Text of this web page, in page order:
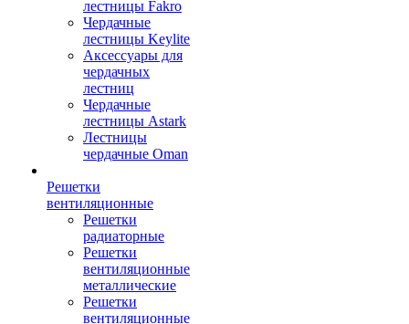
лестницы Fakro
Чердачные
лестницы Keylite
Аксессуары для
чердачных
лестниц
Чердачные
лестницы Astark
Лестницы
чердачные Oman
Решетки
вентиляционные
Решетки
радиаторные
Решетки
вентиляционные
металлические
Решетки
вентиляционные